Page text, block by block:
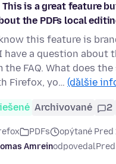
This is a great feature
the PDFs local
this feature is
have a question about
the FAQ. What does
Firefox, yo… (ďalšie
Archivované 2
PDFs
opýtané Pred
Amreinodpovedal